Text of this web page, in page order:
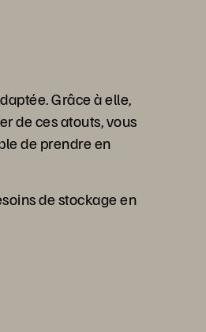
Grâce à elle,
de ces atouts, vous
de prendre en
de stockage en